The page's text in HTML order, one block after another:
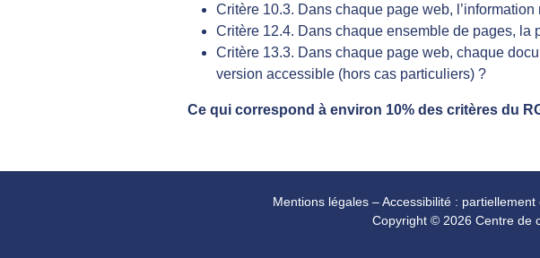
Critère 10.3. Dans chaque page web,
Critère 12.4. Dans chaque ensemble de pages,
Critère 13.3. Dans chaque page web, chaque
version accessible (hors cas particuliers) ?
Ce qui correspond à environ 10% des critères du
Mentions légales –Accessibilité : partiellement
Copyright ©2026 Centre de